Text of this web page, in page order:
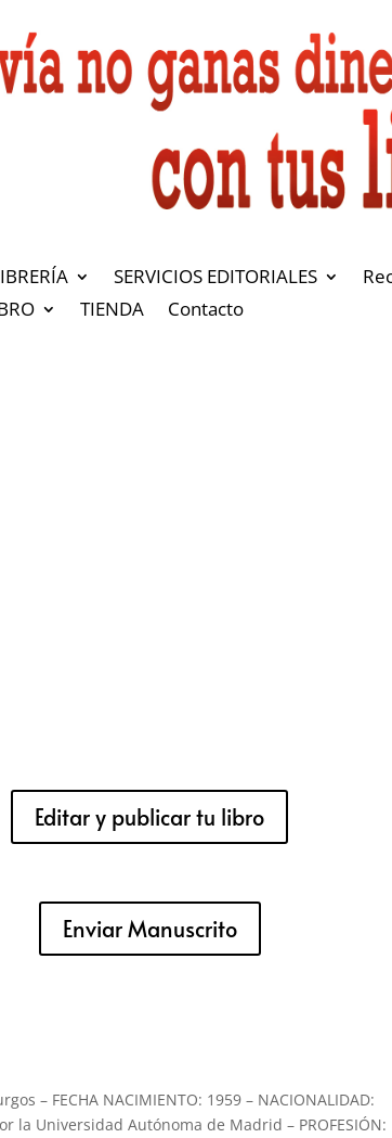
SERVICIOS EDITORIALES
TIENDA Contacto
Editar y publicar tu libro
Enviar Manuscrito
– FECHA NACIMIENTO: 1959 – NACIONALIDAD:
la Universidad Autónoma de Madrid – PROFESIÓN: